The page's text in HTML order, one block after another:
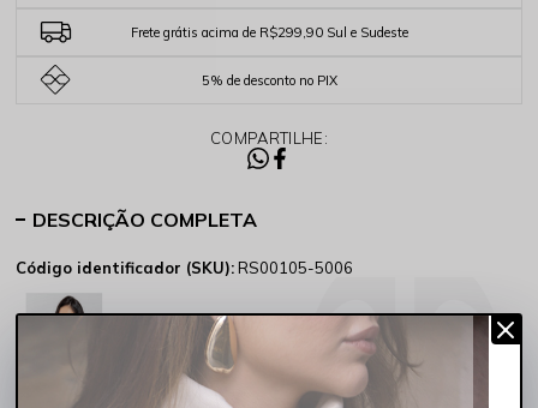
Frete grátis acima de R$299,90 Sul e Sudeste
5% de desconto no PIX
COMPARTILHE:
DESCRIÇÃO COMPLETA
Código identificador (SKU):RS00105-5006